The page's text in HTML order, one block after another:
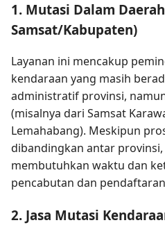
1. Mutasi Dalam
Samsat/Kabupaten)
Layanan ini mencakup
kendaraan yang masih
administratif provinsi,
(misalnya dari Samsat
Lemahabang). Meskipun
dibandingkan antar
membutuhkan waktu dan
pencabutan dan
2. Jasa Mutasi